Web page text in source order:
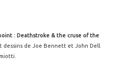
: Deathstroke & the cruse of the
dessins de Joe Bennett et John Dell.